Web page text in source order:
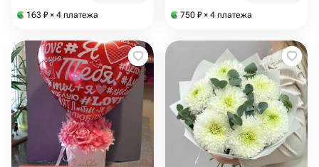
163 ₽ × 4 платежа 750 ₽ × 4 платежа